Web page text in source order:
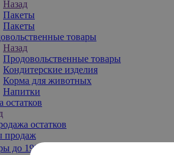
Назад
Пакеты
Пакеты
товары
Назад
Продовольственные товары
Кондитерские изделия
Корма для животных
Напитки
остатков
остатков
продаж
до 199₽